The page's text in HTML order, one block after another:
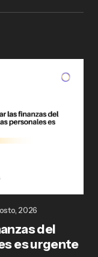
del
es urgente
2026